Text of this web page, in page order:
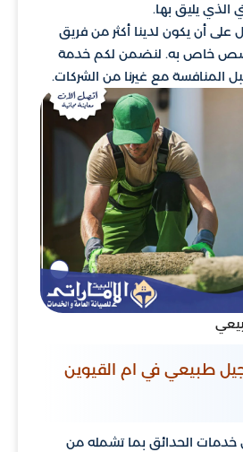
الذي يليق بها.
على أن يكون لدينا أكثر من فريق
خاص به. لنضمن لكم خدمة
المنافسة مع غيرنا من الشركات.
طبيعي في ام القيوين
خدمات الحدائق بما تشمله من